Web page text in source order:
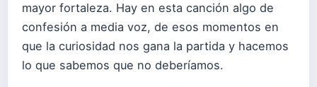
mayor fortaleza. Hay en esta canción algo de
confesión a media voz, de esos momentos en
que la curiosidad nos gana la partida y hacemos
lo que sabemos que no deberíamos.